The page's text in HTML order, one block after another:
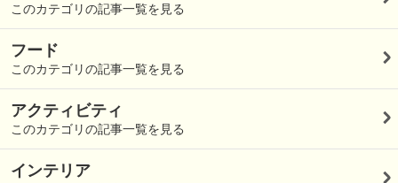
このカテゴリの記事一覧を見る
フード
このカテゴリの記事一覧を見る
アクティビティ
このカテゴリの記事一覧を見る
インテリア